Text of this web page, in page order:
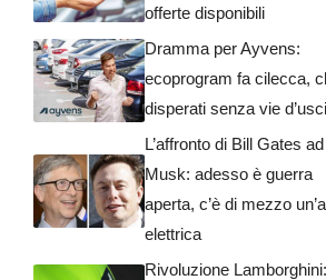
offerte disponibili
Dramma per Ayvens:
ecoprogram fa cilecca,
disperati senza vie
L’affronto di Bill Gates
Musk: adesso è guerra
aperta, c’è di mezzo
elettrica
Rivoluzione Lamborghini: